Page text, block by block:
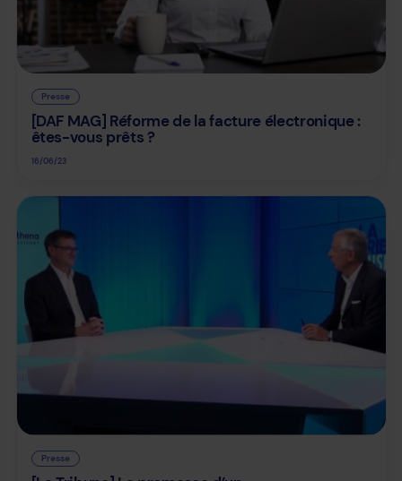
Presse
[DAF MAG] Réforme de la facture électronique :
êtes-vous prêts ?
16/06/23
Presse